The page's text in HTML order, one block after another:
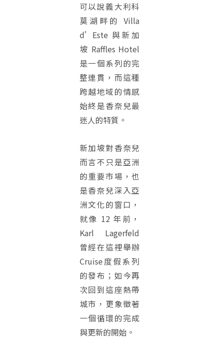
可以說義大利科
莫湖畔的 Villa
d’Este 與新加
坡 Raffles Hotel
是一個系列的完
整連貫，而這種
跨越地域的情感
始終是香奈兒最
迷人的特質。
新加坡對香奈兒
而言不只是亞洲
的重要市場，也
是香奈兒深入亞
洲文化的窗口，
就像 12 年前，
Karl Lagerfeld
曾經在這裡舉辦
Cruise度假系列
的發布；如今再
次回到這座熱帶
城市，更象徵著
一個循環的完成
與更新的開始。